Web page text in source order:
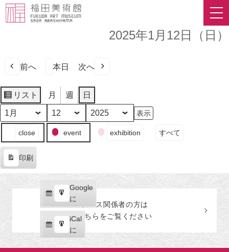
2025年1月12日（日）
前へ 本日 次へ
リスト
表
示
月 週 日
月
日
年
ン
の
カ
テ
ゴ
close event exhibition すべて
印刷
示
Google
で
購
読
iCal
で
購
読
Google
に
エ
ク
ス
ポ
iCal
に
エ
ク
プレス関係者の方は
こちらをご覧ください